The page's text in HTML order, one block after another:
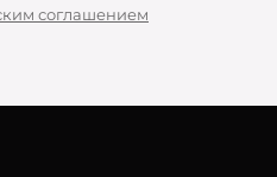
соглашением